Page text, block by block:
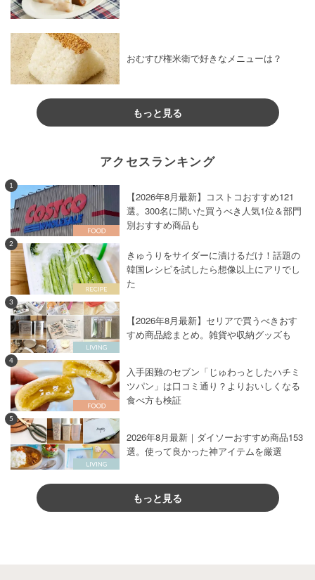
おむすび権米衛で好きなメニューは？
もっと見る
アクセスランキング
1
【2026年8月最新】コストコおすすめ121
選。300名に聞いた買うべき人気1位＆部門
別おすすめ商品も
2
きゅうりをサイダーに漬けるだけ！話題の
韓国レシピを試したら想像以上にアリでし
た
3
【2026年8月最新】セリアで買うべきおす
すめ商品総まとめ。雑貨や収納グッズも
4
入手困難のセブン「じゅわっとしたハチミ
ツパン」は口コミ通り？よりおいしくなる
食べ方も検証
5
2026年8月最新｜ダイソーおすすめ商品153
選。使って良かった神アイテムを厳選
もっと見る